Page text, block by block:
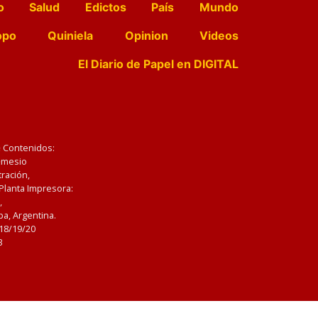
Salud Edictos País
Mundo
Quiniela Opinion
Videos
El Diario de Papel en DIGITAL
Impresora:
Argentina.
19/20